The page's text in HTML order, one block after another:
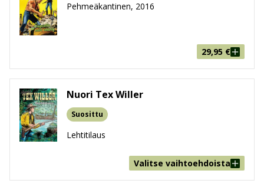
Pehmeäkantinen, 2016
29,95 €
Nuori Tex Willer
Suosittu
Lehtitilaus
Valitse vaihtoehdoista